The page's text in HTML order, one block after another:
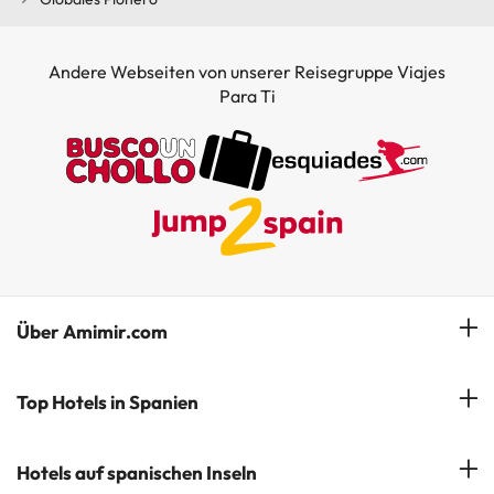
Andere Webseiten von unserer Reisegruppe Viajes
Para Ti
Über Amimir.com
Unser Team
Newsletter abonnieren
Top Hotels in Spanien
Hotels in Salou
Hotels auf spanischen Inseln